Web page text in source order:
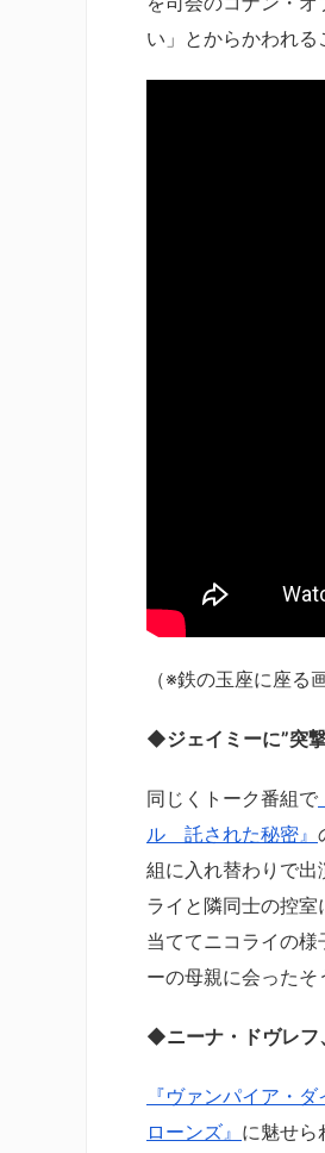
い」とからかわれる
（※鉄の玉座に座る
◆ジェイミーに”突
同じくトーク番組で
ル 託された秘密』
組に入れ替わりで
ライと隣同士の控
当ててニコライの
ーの母親に会ったそ
◆ニーナ・ドヴレフ
『ヴァンパイア・ダ
ローンズ』 に魅せら